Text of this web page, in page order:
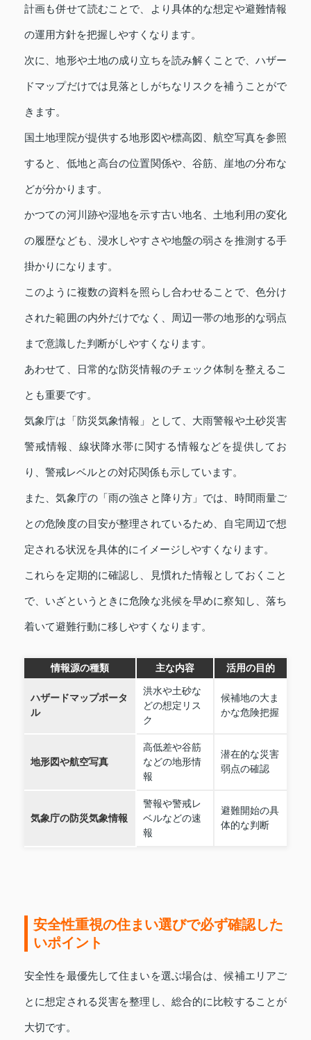
計画も併せて読むことで、より具体的な想定や避難情報
の運用方針を把握しやすくなります。
次に、地形や土地の成り立ちを読み解くことで、ハザー
ドマップだけでは見落としがちなリスクを補うことがで
きます。
国土地理院が提供する地形図や標高図、航空写真を参照
すると、低地と高台の位置関係や、谷筋、崖地の分布な
どが分かります。
かつての河川跡や湿地を示す古い地名、土地利用の変化
の履歴なども、浸水しやすさや地盤の弱さを推測する手
掛かりになります。
このように複数の資料を照らし合わせることで、色分け
された範囲の内外だけでなく、周辺一帯の地形的な弱点
まで意識した判断がしやすくなります。
あわせて、日常的な防災情報のチェック体制を整えるこ
とも重要です。
気象庁は「防災気象情報」として、大雨警報や土砂災害
警戒情報、線状降水帯に関する情報などを提供してお
り、警戒レベルとの対応関係も示しています。
また、気象庁の「雨の強さと降り方」では、時間雨量ご
との危険度の目安が整理されているため、自宅周辺で想
定される状況を具体的にイメージしやすくなります。
これらを定期的に確認し、見慣れた情報としておくこと
で、いざというときに危険な兆候を早めに察知し、落ち
着いて避難行動に移しやすくなります。
情報源の種類 主な内容 活用の目的
ハザードマップポータ
ル
洪水や土砂な
どの想定リス
ク
候補地の大ま
かな危険把握
地形図や航空写真
高低差や谷筋
などの地形情
報
潜在的な災害
弱点の確認
気象庁の防災気象情報
警報や警戒レ
ベルなどの速
報
避難開始の具
体的な判断
安全性重視の住まい選びで必ず確認した
いポイント
安全性を最優先して住まいを選ぶ場合は、候補エリアご
とに想定される災害を整理し、総合的に比較することが
大切です。